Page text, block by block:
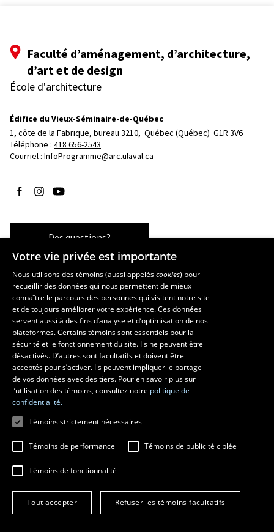
Faculté d’aménagement, d’architecture,
d’art et de design
École d'architecture
Édifice du Vieux-Séminaire-de-Québec
1, côte de la Fabrique, bureau 3210, Québec (Québec)  G1R 3V6
Téléphone : 418 656-2543
Courriel : InfoProgramme@arc.ulaval.ca
Suivez-nous sur Facebook
Suivez-nous sur Instagram
Suivez-nous sur YouTube
Des questions?
Les écoles et la recherche
École d’art
École supérieure d’aménagement du territoire et de développement
régional
École de design
Centre de recherche en aménagement et développement
© 2026 Université Laval
Tous droits réservés
Conditions générales d'utilisation
Fraude en ligne
Votre vie privée est importante
Nous utilisons des témoins (aussi appeléscookies) pour
recueillir des données qui nous permettent de mieux
connaître le parcours des personnes qui visitent notre site
et de toujours améliorer votre expérience. Ces données
servent aussi à des fins d’analyse et d’optimisation de nos
plateformes. Certains témoins sont essentiels pour la
sécurité et le fonctionnement du site. Ils ne peuvent être
désactivés. D’autres sont facultatifs et doivent être
acceptés pour s’activer. Ils peuvent impliquer le partage
de vos données avec des tiers. Pour en savoir plus sur
l’utilisation des témoins, consultez notre politique de
confidentialité.
Témoins strictement nécessaires
Témoins de performance Témoins de publicité ciblée
Témoins de fonctionnalité
Tout accepter Refuser les témoins facultatifs